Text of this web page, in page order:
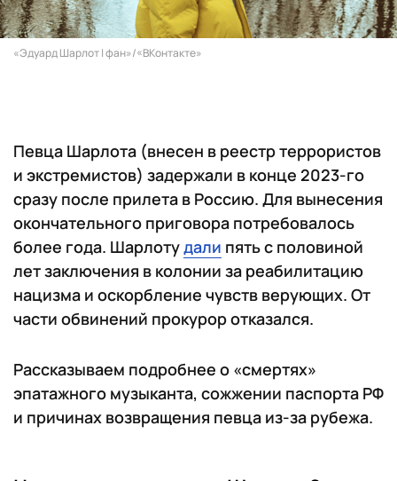
«Эдуард Шарлот | фан»/«ВКонтакте»
Певца Шарлота (внесен в реестр террористов
и экстремистов) задержали в конце 2023-го
сразу после прилета в Россию. Для вынесения
окончательного приговора потребовалось
более года. Шарлотудали пять с половиной
лет заключения в колонии за реабилитацию
нацизма и оскорбление чувств верующих. От
части обвинений прокурор отказался.
Рассказываем подробнее о «смертях»
эпатажного музыканта, сожжении паспорта РФ
и причинах возвращения певца из-за рубежа.